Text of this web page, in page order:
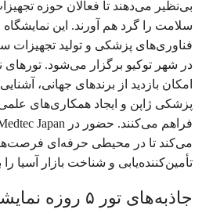
بی‌نظیر می‌دهند تا فعالان حوزه
سلامت را گرد هم آورند. این نمایشگاه
فناوری‌های پزشکی و تولید
در شهر توکیو برگزار می‌شود. تورهای
امکان بازدید از برندهای جهانی،
پزشکی ژاپن و ایجاد همکاری‌های علمی
می‌کند تا در محیطی حرفه‌ای
تأمین‌کننده‌یابی و شناخت بازار آسیا
جاذبه‌های تور ۵